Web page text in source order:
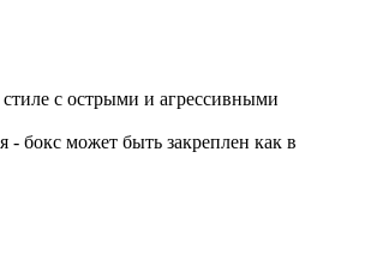
с острыми и агрессивными
- бокс может быть закреплен как в